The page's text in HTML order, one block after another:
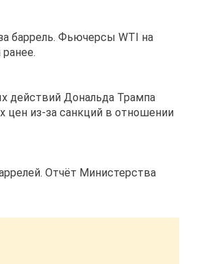
баррель. Фьючерсы WTI на
действий Дональда Трампа
цен из-за санкций в отношении
Отчёт Министерства